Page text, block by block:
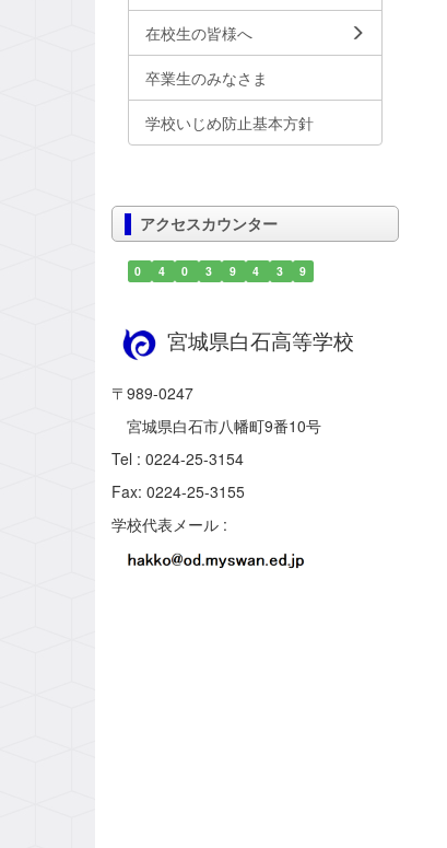
在校生の皆様へ
卒業生のみなさま
学校いじめ防止基本方針
アクセスカウンター
0 4 0 3 9 4 3 9
宮城県白石高等学校
〒989-0247
宮城県白石市八幡町9番10号
Tel : 0224-25-3154
Fax: 0224-25-3155
学校代表メール :